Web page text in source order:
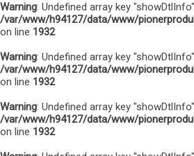
Warning: Undefined array key
/var/www/h94127/data/www/
on line 1932
Warning: Undefined array key
/var/www/h94127/data/www/
on line 1932
Warning: Undefined array key
/var/www/h94127/data/www/
on line 1932